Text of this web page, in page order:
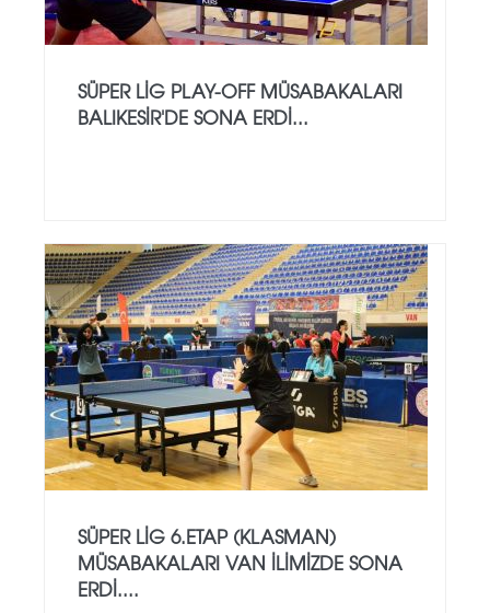
SÜPER LİG PLAY-OFF MÜSABAKALARI
BALIKESİR'DE SONA ERDİ...
SÜPER LİG 6.ETAP (KLASMAN)
MÜSABAKALARI VAN İLİMİZDE SONA
ERDİ....